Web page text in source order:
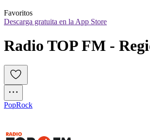
Favoritos
Descarga gratuita en la App Store
Radio TOP FM -
PopRock